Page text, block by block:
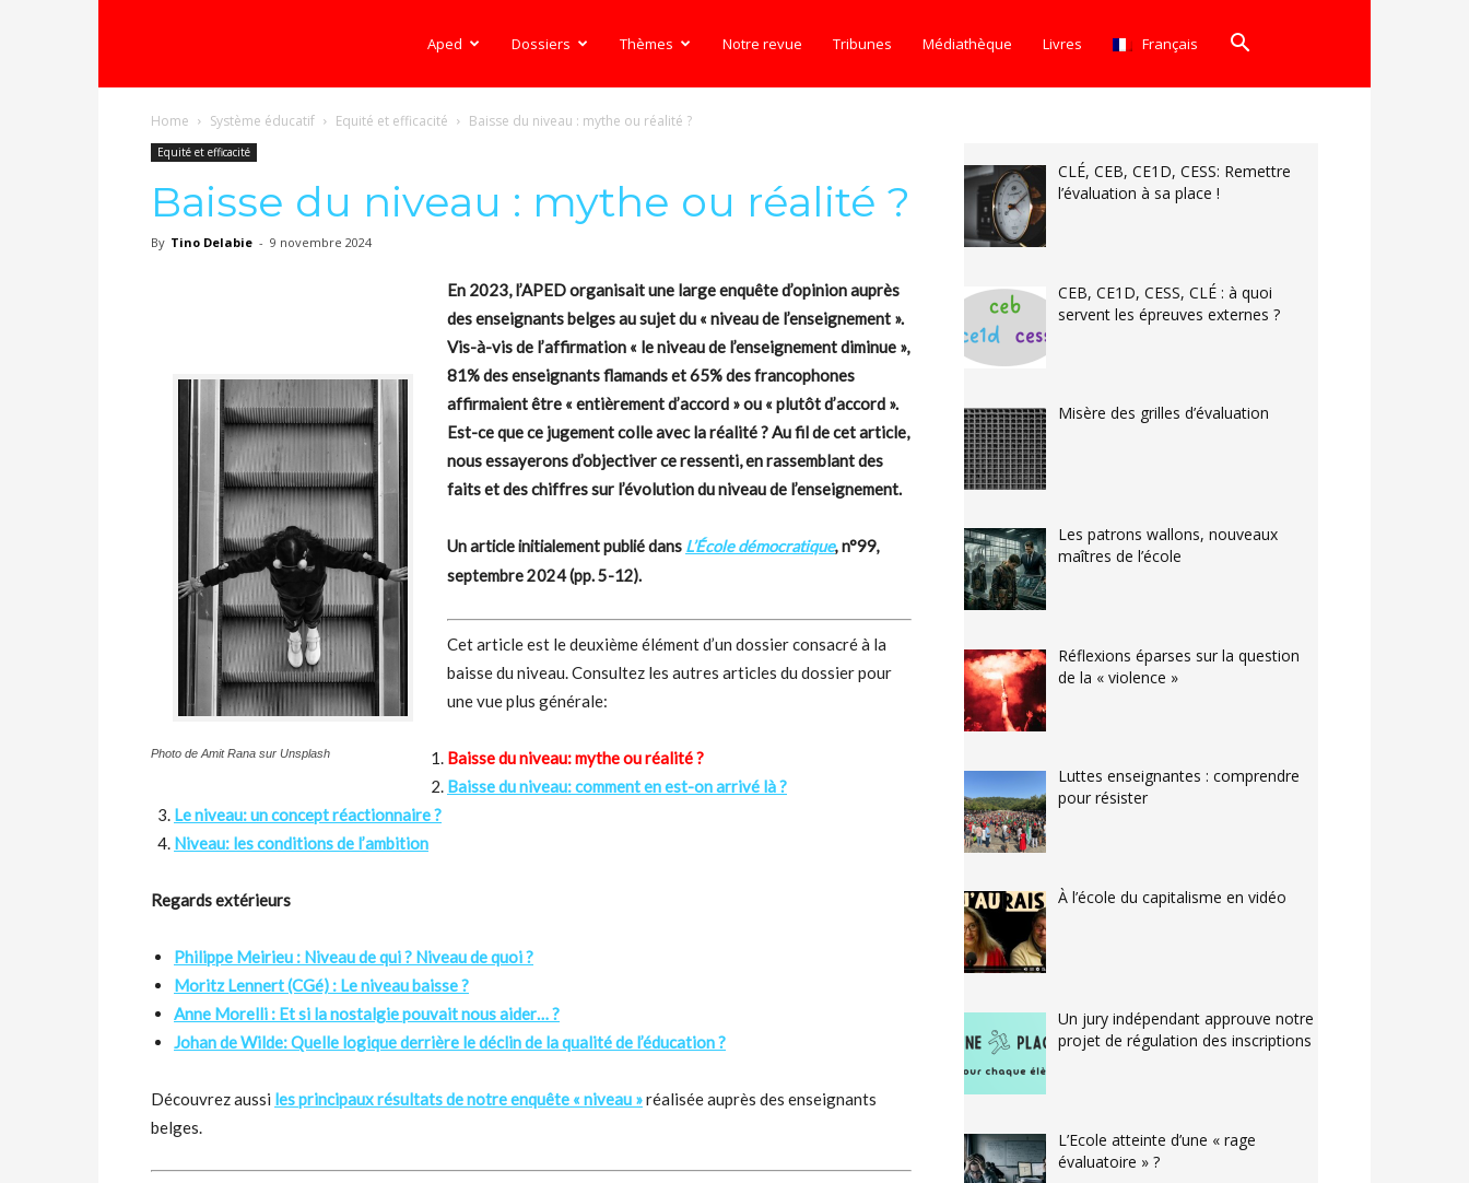
démocratique
–
school
Aped Dossiers Thèmes Notre revue Tribunes Médiathèque Livres Français
Home Système éducatif Equité et efficacité Baisse du niveau : mythe ou réalité ?
Equité et efficacité
Baisse du niveau : mythe ou réalité ?
By Tino Delabie - 9 novembre 2024
Photo de Amit Rana sur Unsplash
En 2023, l’APED organisait une large enquête d’opinion auprès
des enseignants belges au sujet du « niveau de l’enseignement ».
Vis-à-vis de l’affirmation « le niveau de l’enseignement diminue »,
81% des enseignants flamands et 65% des francophones
affirmaient être « entièrement d’accord » ou « plutôt d’accord ».
Est-ce que ce jugement colle avec la réalité ? Au fil de cet article,
nous essayerons d’objectiver ce ressenti, en rassemblant des
faits et des chiffres sur l’évolution du niveau de l’enseignement.
Un article initialement publié dans L’École démocratique, n°99,
septembre 2024 (pp. 5-12).
Cet article est le deuxième élément d’un dossier consacré à la
baisse du niveau. Consultez les autres articles du dossier pour
une vue plus générale:
Baisse du niveau: mythe ou réalité ?
Baisse du niveau: comment en est-on arrivé là ?
Le niveau: un concept réactionnaire ?
Niveau: les conditions de l’ambition
Regards extérieurs
Philippe Meirieu : Niveau de qui ? Niveau de quoi ?
Moritz Lennert (CGé) : Le niveau baisse ?
Anne Morelli : Et si la nostalgie pouvait nous aider… ?
Johan de Wilde: Quelle logique derrière le déclin de la qualité de l’éducation ?
Découvrez aussi les principaux résultats de notre enquête « niveau »réalisée auprès des enseignants
belges.
CLÉ, CEB, CE1D, CESS: Remettre
l’évaluation à sa place !
CEB, CE1D, CESS, CLÉ : à quoi
servent les épreuves externes ?
Misère des grilles d’évaluation
Les patrons wallons, nouveaux
maîtres de l’école
Réflexions éparses sur la question
de la « violence »
Luttes enseignantes : comprendre
pour résister
À l’école du capitalisme en vidéo
Un jury indépendant approuve notre
projet de régulation des inscriptions
L’Ecole atteinte d’une « rage
évaluatoire » ?